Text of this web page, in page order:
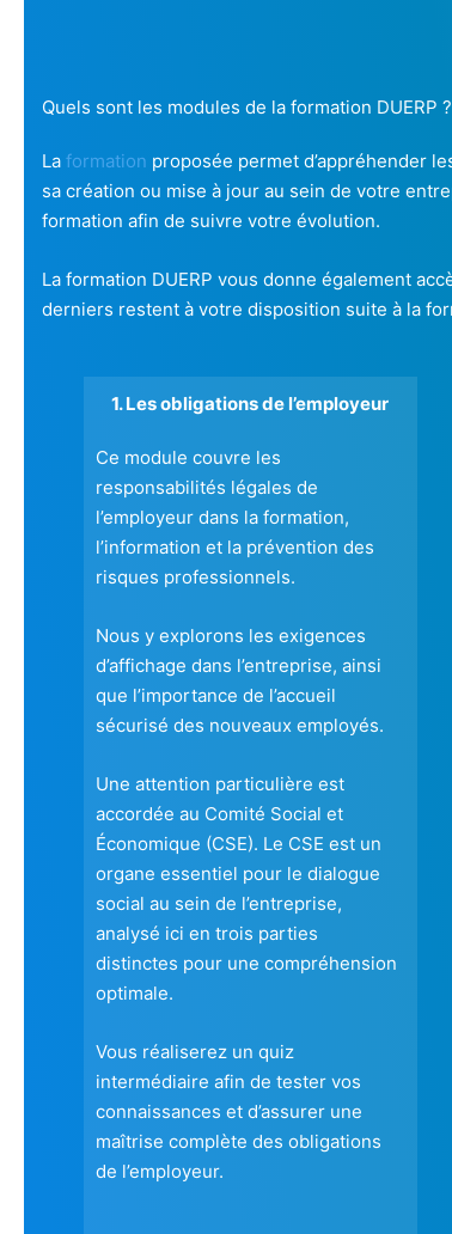
Quels sont les modules de la formation DUERP ?
La formation proposée permet d’appréhender
sa création ou mise à jour au sein de votre
formation afin de suivre votre évolution.
La formation DUERP vous donne également
derniers restent à votre disposition suite à la
1. Les obligations de l’employeur
Ce module couvre les
responsabilités légales de
l’employeur dans la formation,
l’information et la prévention des
risques professionnels.
Nous y explorons les exigences
d’affichage dans l’entreprise, ainsi
que l’importance de l’accueil
sécurisé des nouveaux employés.
Une attention particulière est
accordée au Comité Social et
Économique (CSE). Le CSE est un
organe essentiel pour le dialogue
social au sein de l’entreprise,
analysé ici en trois parties
distinctes pour une compréhension
optimale.
Vous réaliserez un quiz
intermédiaire afin de tester vos
connaissances et d’assurer une
maîtrise complète des obligations
de l’employeur.